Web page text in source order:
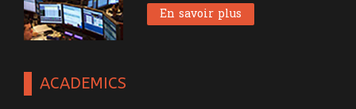
En savoir plus
ACADEMICS